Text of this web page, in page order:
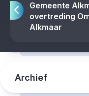
Gemeente
overtreding
Alkmaar
Archief